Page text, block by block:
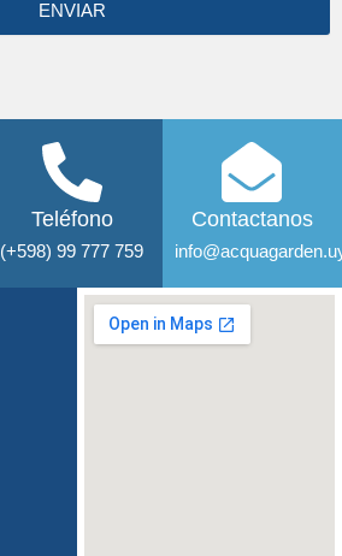
ENVIAR
Teléfono
(+598) 99 777 759
Contactanos